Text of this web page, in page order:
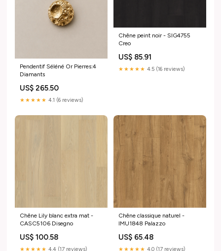
Pendentif Séléné Or Pierres:4
Diamants
US$ 265.50
★★★★★ 4.1 (6 reviews)
Chêne peint noir - SIG4755
Creo
US$ 85.91
★★★★★ 4.5 (16 reviews)
Chêne Lily blanc extra mat -
CASC5106 Disegno
US$ 100.58
★★★★★ 4.4 (17 reviews)
Chêne classique naturel -
IMU1848 Palazzo
US$ 65.48
★★★★★ 4.0 (17 reviews)